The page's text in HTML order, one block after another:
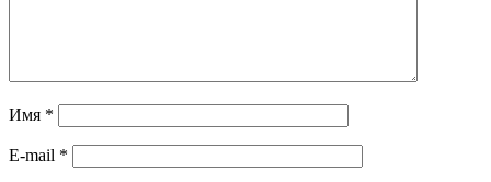
Имя *
E-mail *